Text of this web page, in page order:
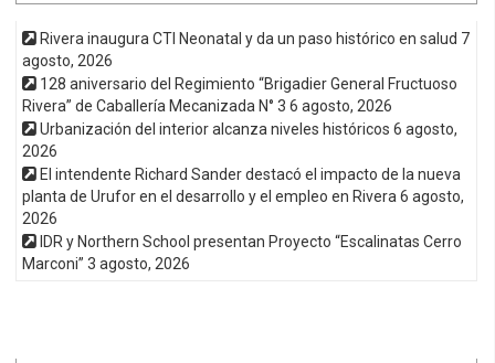
Rivera inaugura CTI Neonatal y da un paso histórico en salud 7
agosto, 2026
128 aniversario del Regimiento “Brigadier General Fructuoso
Rivera” de Caballería Mecanizada N° 3 6 agosto, 2026
Urbanización del interior alcanza niveles históricos 6 agosto,
2026
El intendente Richard Sander destacó el impacto de la nueva
planta de Urufor en el desarrollo y el empleo en Rivera6 agosto,
2026
IDR y Northern School presentan Proyecto “Escalinatas Cerro
Marconi” 3 agosto, 2026